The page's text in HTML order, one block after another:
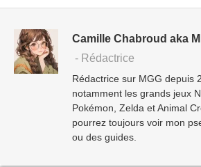
Camille Chabroud aka
- Rédactrice
Rédactrice sur MGG depuis
notamment les grands jeux
Pokémon, Zelda et Animal
pourrez toujours voir mon
ou des guides.